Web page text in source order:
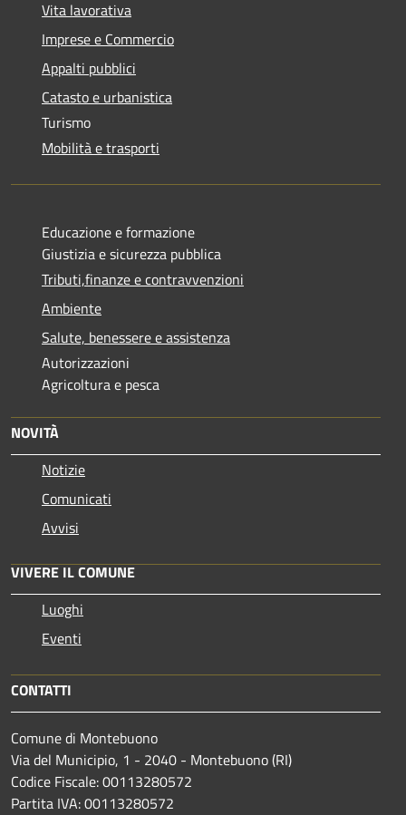
Vita lavorativa
Imprese e Commercio
Appalti pubblici
Catasto e urbanistica
Turismo
Mobilità e trasporti
Educazione e formazione
Giustizia e sicurezza pubblica
Tributi,finanze e contravvenzioni
Ambiente
Salute, benessere e assistenza
Autorizzazioni
Agricoltura e pesca
NOVITÀ
Notizie
Comunicati
Avvisi
VIVERE IL COMUNE
Luoghi
Eventi
CONTATTI
Comune di Montebuono
Via del Municipio, 1 - 2040 - Montebuono (RI)
Codice Fiscale: 00113280572
Partita IVA: 00113280572